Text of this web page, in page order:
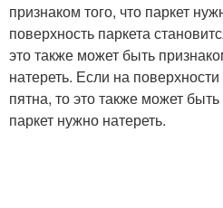
признаком того, что паркет
поверхность паркета
это также может быть
натереть. Если на
пятна, то это также может
паркет нужно натереть.